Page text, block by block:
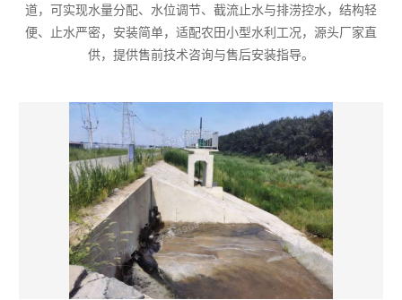
道，可实现水量分配、水位调节、截流止水与排涝控水，结构轻
便、止水严密，安装简单，适配农田小型水利工况，源头厂家直
供，提供售前技术咨询与售后安装指导。